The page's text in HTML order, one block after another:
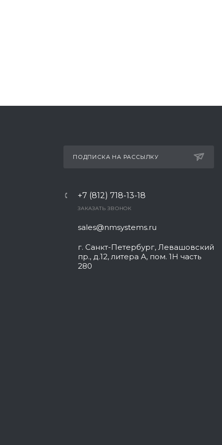
ПОДПИСКА НА РАССЫЛКУ
+7 (812) 718-13-18
ЗАКАЗАТЬ ЗВОНОК
sales@nmsystems.ru
г. Санкт-Петербург, Левашовский
пр., д.12, литера А, пом. 1Н часть
280